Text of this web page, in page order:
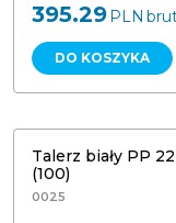
395.29PLN
DO KOSZYKA
Talerz biały PP
(100)
0025